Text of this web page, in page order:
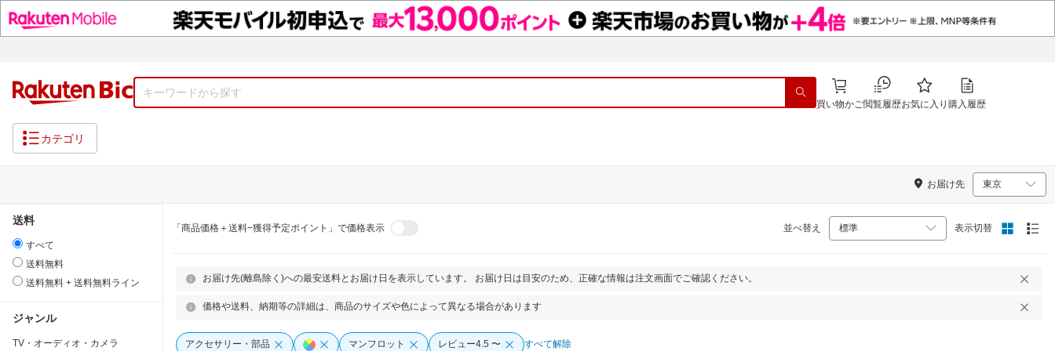
買い物かご閲覧履歴お気に入り 購入履歴
カテゴリ
お届け先
送料
すべて
送料無料
送料無料 + 送料無料ライン
ジャンル
TV・オーディオ・カメラ
「商品価格＋送料−獲得予定ポイント」で価格表示 並べ替え 表示切替
お届け先(離島除く)への最安送料とお届け日を表示しています。 お届け日は目安のため、正確な情報は注文画面でご確認ください。
価格や送料、納期等の詳細は、商品のサイズや色によって異なる場合があります
アクセサリー・部品 マンフロット レビュー4.5 〜 すべて解除